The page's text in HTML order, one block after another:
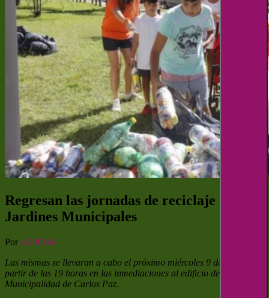
Regresan las jornadas de reciclaje a los
Jardines Municipales
Por w290144
Las mismas se llevaran a cabo el próximo miércoles 9 de Febrero a
partir de las 19 horas en las inmediaciones al edificio de la
Municipalidad de Carlos Paz.